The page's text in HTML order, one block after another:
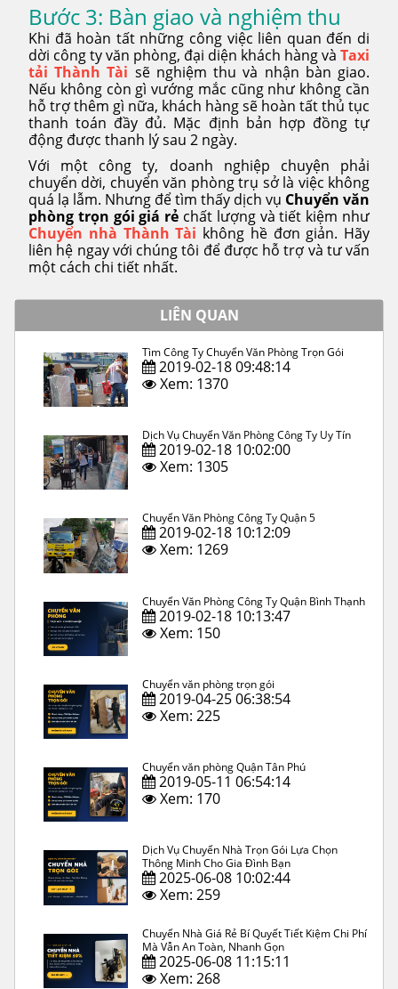
Bước 3: Bàn giao và nghiệm thu
Khi đã hoàn tất những công việc liên quan đến di
dời công ty văn phòng, đại diện khách hàng và Taxi
tải Thành Tài sẽ nghiệm thu và nhận bàn giao.
Nếu không còn gì vướng mắc cũng như không cần
hỗ trợ thêm gì nữa, khách hàng sẽ hoàn tất thủ tục
thanh toán đầy đủ. Mặc định bản hợp đồng tự
động được thanh lý sau 2 ngày.
Với một công ty, doanh nghiệp chuyện phải
chuyển dời, chuyển văn phòng trụ sở là việc không
quá lạ lẫm. Nhưng để tìm thấy dịch vụ Chuyển văn
phòng trọn gói giá rẻ chất lượng và tiết kiệm như
Chuyển nhà Thành Tài không hề đơn giản. Hãy
liên hệ ngay với chúng tôi để được hỗ trợ và tư vấn
một cách chi tiết nhất.
LIÊN QUAN
Tìm Công Ty Chuyển Văn Phòng Trọn Gói
2019-02-18 09:48:14
Xem: 1370
Dịch Vụ Chuyển Văn Phòng Công Ty Uy Tín
2019-02-18 10:02:00
Xem: 1305
Chuyển Văn Phòng Công Ty Quận 5
2019-02-18 10:12:09
Xem: 1269
Chuyển Văn Phòng Công Ty Quận Bình Thạnh
2019-02-18 10:13:47
Xem: 150
Chuyển văn phòng trọn gói
2019-04-25 06:38:54
Xem: 225
Chuyển văn phòng Quận Tân Phú
2019-05-11 06:54:14
Xem: 170
Dịch Vụ Chuyển Nhà Trọn Gói Lựa Chọn
Thông Minh Cho Gia Đình Bạn
2025-06-08 10:02:44
Xem: 259
Chuyển Nhà Giá Rẻ Bí Quyết Tiết Kiệm Chi Phí
Mà Vẫn An Toàn, Nhanh Gọn
2025-06-08 11:15:11
Xem: 268